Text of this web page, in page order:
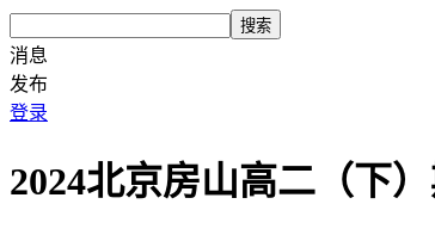
搜索
消息
发布
登录
2024北京房山高二（下